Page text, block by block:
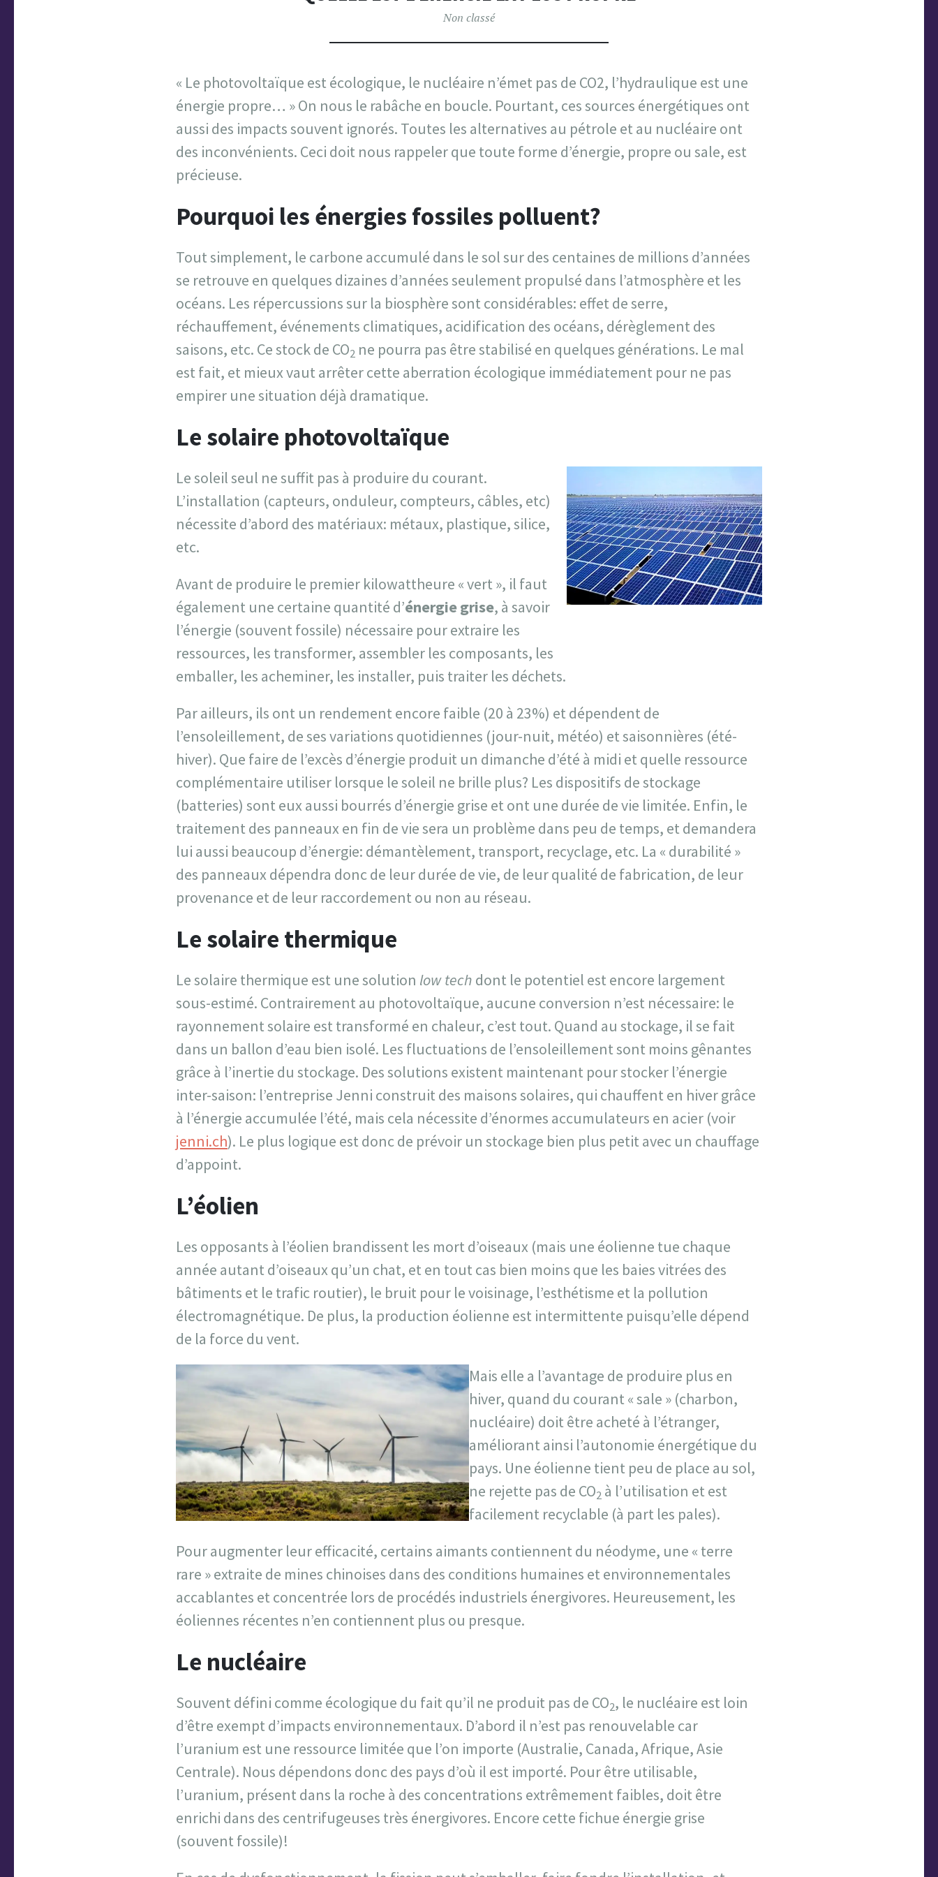
Non classé
« Le photovoltaïque est écologique, le nucléaire n’émet pas de CO2, l’hydraulique est une
énergie propre… » On nous le rabâche en boucle. Pourtant, ces sources énergétiques ont
aussi des impacts souvent ignorés. Toutes les alternatives au pétrole et au nucléaire ont
des inconvénients. Ceci doit nous rappeler que toute forme d’énergie, propre ou sale, est
précieuse.
Pourquoi les énergies fossiles polluent?
Tout simplement, le carbone accumulé dans le sol sur des centaines de millions d’années
se retrouve en quelques dizaines d’années seulement propulsé dans l’atmosphère et les
océans. Les répercussions sur la biosphère sont considérables: effet de serre,
réchauffement, événements climatiques, acidification des océans, dérèglement des
saisons, etc. Ce stock de CO2 ne pourra pas être stabilisé en quelques générations. Le mal
est fait, et mieux vaut arrêter cette aberration écologique immédiatement pour ne pas
empirer une situation déjà dramatique.
Le solaire photovoltaïque
Le soleil seul ne suffit pas à produire du courant.
L’installation (capteurs, onduleur, compteurs, câbles, etc)
nécessite d’abord des matériaux: métaux, plastique, silice,
etc.
Avant de produire le premier kilowattheure « vert », il faut
également une certaine quantité d’énergie grise, à savoir
l’énergie (souvent fossile) nécessaire pour extraire les
ressources, les transformer, assembler les composants, les
emballer, les acheminer, les installer, puis traiter les déchets.
Par ailleurs, ils ont un rendement encore faible (20 à 23%) et dépendent de
l’ensoleillement, de ses variations quotidiennes (jour-nuit, météo) et saisonnières (été-
hiver). Que faire de l’excès d’énergie produit un dimanche d’été à midi et quelle ressource
complémentaire utiliser lorsque le soleil ne brille plus? Les dispositifs de stockage
(batteries) sont eux aussi bourrés d’énergie grise et ont une durée de vie limitée. Enfin, le
traitement des panneaux en fin de vie sera un problème dans peu de temps, et demandera
lui aussi beaucoup d’énergie: démantèlement, transport, recyclage, etc. La « durabilité »
des panneaux dépendra donc de leur durée de vie, de leur qualité de fabrication, de leur
provenance et de leur raccordement ou non au réseau.
Le solaire thermique
Le solaire thermique est une solution low tech dont le potentiel est encore largement
sous-estimé. Contrairement au photovoltaïque, aucune conversion n’est nécessaire: le
rayonnement solaire est transformé en chaleur, c’est tout. Quand au stockage, il se fait
dans un ballon d’eau bien isolé. Les fluctuations de l’ensoleillement sont moins gênantes
grâce à l’inertie du stockage. Des solutions existent maintenant pour stocker l’énergie
inter-saison: l’entreprise Jenni construit des maisons solaires, qui chauffent en hiver grâce
à l’énergie accumulée l’été, mais cela nécessite d’énormes accumulateurs en acier (voir
jenni.ch). Le plus logique est donc de prévoir un stockage bien plus petit avec un chauffage
d’appoint.
L’éolien
Les opposants à l’éolien brandissent les mort d’oiseaux (mais une éolienne tue chaque
année autant d’oiseaux qu’un chat, et en tout cas bien moins que les baies vitrées des
bâtiments et le trafic routier), le bruit pour le voisinage, l’esthétisme et la pollution
électromagnétique. De plus, la production éolienne est intermittente puisqu’elle dépend
de la force du vent.
Mais elle a l’avantage de produire plus en
hiver, quand du courant « sale » (charbon,
nucléaire) doit être acheté à l’étranger,
améliorant ainsi l’autonomie énergétique du
pays. Une éolienne tient peu de place au sol,
ne rejette pas de CO2 à l’utilisation et est
facilement recyclable (à part les pales).
Pour augmenter leur efficacité, certains aimants contiennent du néodyme, une « terre
rare » extraite de mines chinoises dans des conditions humaines et environnementales
accablantes et concentrée lors de procédés industriels énergivores. Heureusement, les
éoliennes récentes n’en contiennent plus ou presque.
Le nucléaire
Souvent défini comme écologique du fait qu’il ne produit pas de CO2, le nucléaire est loin
d’être exempt d’impacts environnementaux. D’abord il n’est pas renouvelable car
l’uranium est une ressource limitée que l’on importe (Australie, Canada, Afrique, Asie
Centrale). Nous dépendons donc des pays d’où il est importé. Pour être utilisable,
l’uranium, présent dans la roche à des concentrations extrêmement faibles, doit être
enrichi dans des centrifugeuses très énergivores. Encore cette fichue énergie grise
(souvent fossile)!